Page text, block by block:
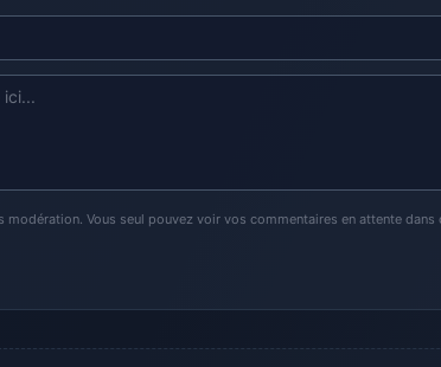
Vous seul pouvez voir vos commentaires en attente dans